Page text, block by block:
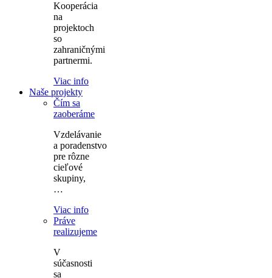
Kooperácia
na
projektoch
so
zahraničnými
partnermi.
Viac info
Naše projekty
Čím sa
zaoberáme
Vzdelávanie
a poradenstvo
pre rôzne
cieľové
skupiny,
…
Viac info
Práve
realizujeme
V
súčasnosti
sa